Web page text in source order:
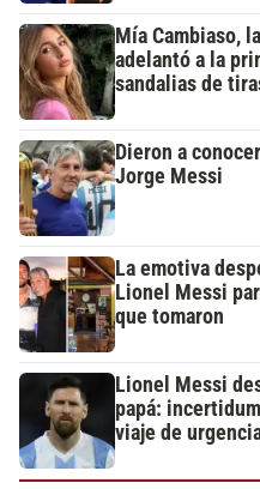
Mía Cambiaso,
adelantó a la
sandalias de
Dieron a
Jorge Messi
La emotiva
Lionel Messi
que tomaron
Lionel Messi
papá:
viaje de